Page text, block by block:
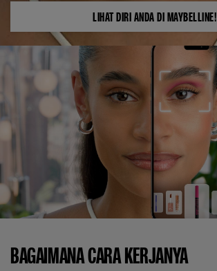
LIHAT DIRI ANDA DI MAYBELLINE!
BAGAIMANA CARA KERJANYA